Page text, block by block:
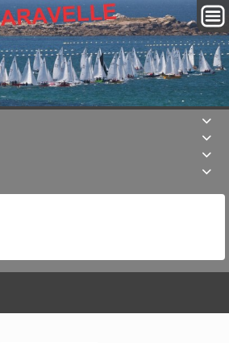



